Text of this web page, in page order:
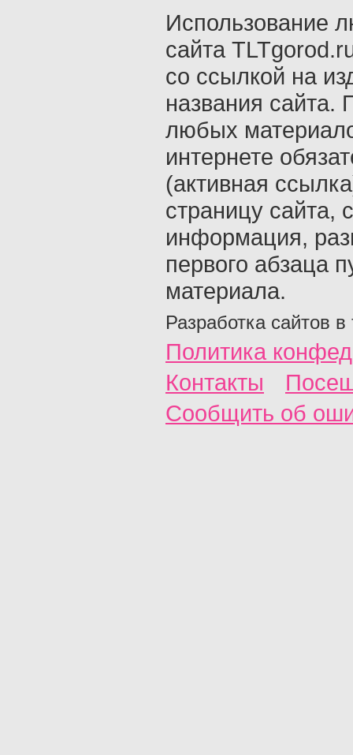
Использование
сайта
со ссылкой на
названия сайта.
любых
интернете
(активная
страницу сайта,
информация,
первого абзаца
материала.
Разработка сайтов в
Политика
Контакты
Сообщить об